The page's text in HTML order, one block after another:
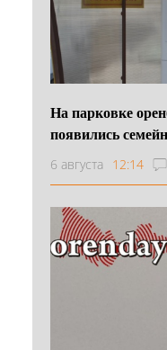
На парковке
появились
6 августа 12:14